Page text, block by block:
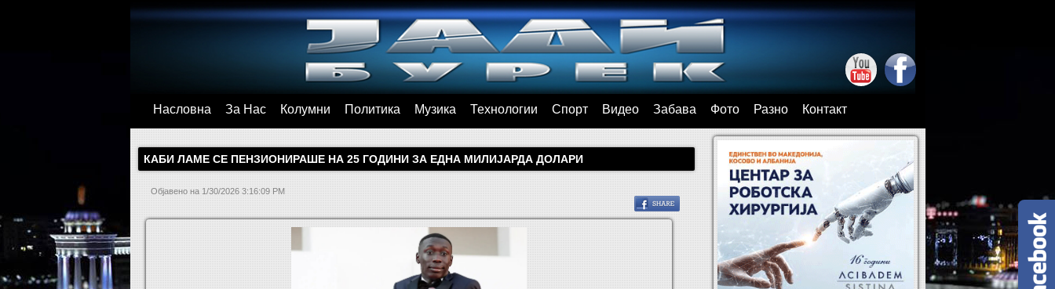
Насловна За Нас Колумни Политика Музика Технологии Спорт Видео Забава Фото Разно Контакт
КАБИ ЛАМЕ СЕ ПЕНЗИОНИРАШЕ НА 25 ГОДИНИ ЗА ЕДНА МИЛИЈАРДА ДОЛАРИ
Објавено на 1/30/2026 3:16:09 PM